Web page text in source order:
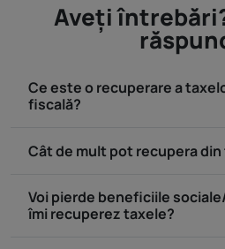
Aveţi
Ce este o recuperare a
fiscală?
Cât de mult pot recupera din
Voi pierde beneficiile
îmi recuperez taxele?